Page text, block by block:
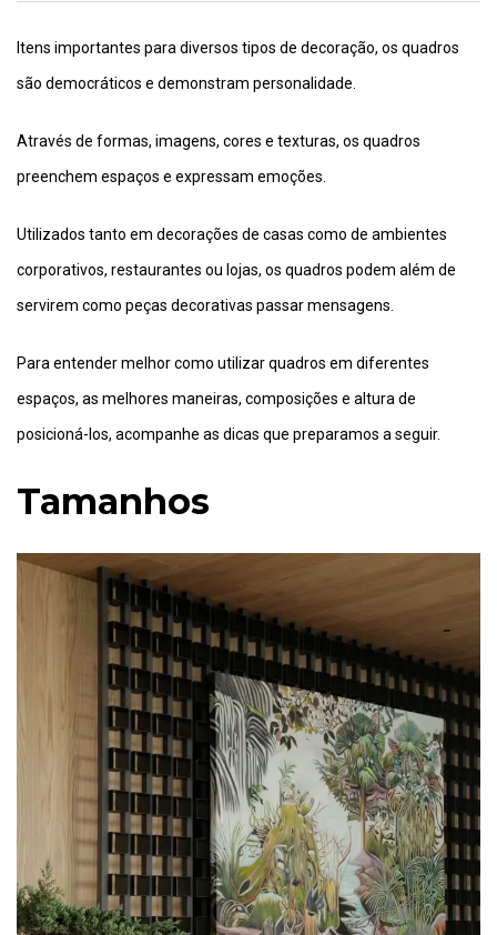
Itens importantes para diversos tipos de decoração, os quadros
são democráticos e demonstram personalidade.
Através de formas, imagens, cores e texturas, os quadros
preenchem espaços e expressam emoções.
Utilizados tanto em decorações de casas como de ambientes
corporativos, restaurantes ou lojas, os quadros podem além de
servirem como peças decorativas passar mensagens.
Para entender melhor como utilizar quadros em diferentes
espaços, as melhores maneiras, composições e altura de
posicioná-los, acompanhe as dicas que preparamos a seguir.
Tamanhos